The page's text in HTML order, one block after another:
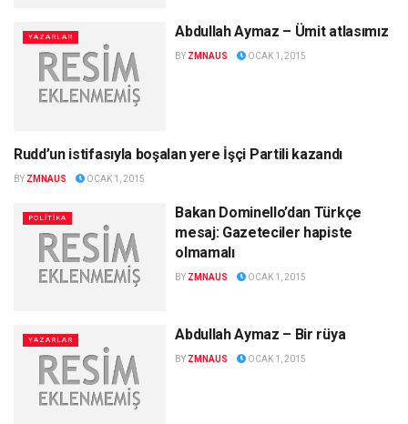
YAZARLAR Abdullah Aymaz – Ümit atlasımız
BY ZMNAUS OCAK 1, 2015
AVUSTRALYA
Rudd’un istifasıyla boşalan yere İşçi Partili kazandı
BY ZMNAUS OCAK 1, 2015
POLİTİKA
Bakan Dominello’dan Türkçe
mesaj: Gazeteciler hapiste
olmamalı
BY ZMNAUS OCAK 1, 2015
YAZARLAR Abdullah Aymaz – Bir rüya
BY ZMNAUS OCAK 1, 2015